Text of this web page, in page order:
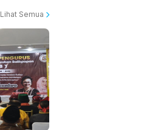
Lihat Semua